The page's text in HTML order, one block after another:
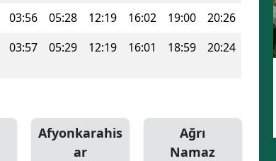
Manisa
Kahramanmaraş
03:56 05:28 12:19 16:02 19:00
20:26
03:57 05:29 12:19 16:01 18:59 20:24
Afyonkarahis
ar
Ağrı
Namaz